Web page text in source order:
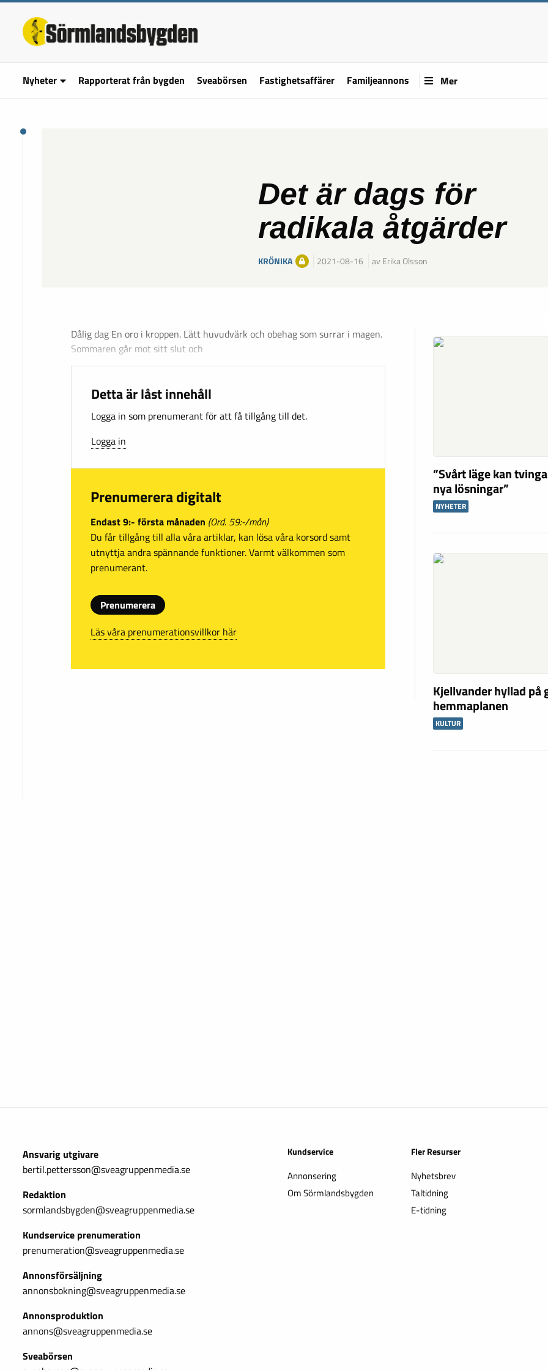
Nyheter Rapporterat från bygden Sveabörsen Fastighetsaffärer Familjeannons Mer
Det är dags för
radikala åtgärder
KRÖNIKA 2021-08-16 av Erika Olsson
Dålig dag En oro i kroppen. Lätt huvudvärk och obehag som surrar i magen.
Sommaren går mot sitt slut och
Detta är låst innehåll
Logga in som prenumerant för att få tillgång till det.
Logga in
Prenumerera digitalt
Endast 9:- första månaden (Ord. 59:-/mån)
Du får tillgång till alla våra artiklar, kan lösa våra korsord samt
utnyttja andra spännande funktioner. Varmt välkommen som
prenumerant.
Prenumerera
Läs våra prenumerationsvillkor här
”Svårt läge kan
nya lösningar”
NYHETER
Kjellvander hyllad på
hemmaplanen
KULTUR
Ansvarig utgivare
bertil.pettersson@sveagruppenmedia.se
Redaktion
sormlandsbygden@sveagruppenmedia.se
Kundservice prenumeration
prenumeration@sveagruppenmedia.se
Annonsförsäljning
annonsbokning@sveagruppenmedia.se
Annonsproduktion
annons@sveagruppenmedia.se
Sveabörsen
Kundservice
Annonsering
Om Sörmlandsbygden
Fler Resurser
Nyhetsbrev
Taltidning
E-tidning